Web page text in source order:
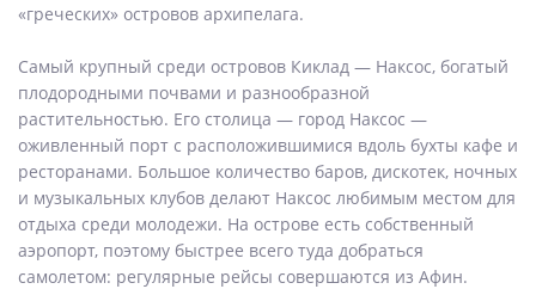
«греческих» островов архипелага.
Самый крупный среди островов Киклад — Наксос, богатый
плодородными почвами и разнообразной
растительностью. Его столица — город Наксос —
оживленный порт с расположившимися вдоль бухты кафе и
ресторанами. Большое количество баров, дискотек, ночных
и музыкальных клубов делают Наксос любимым местом для
отдыха среди молодежи. На острове есть собственный
аэропорт, поэтому быстрее всего туда добраться
самолетом: регулярные рейсы совершаются из Афин.